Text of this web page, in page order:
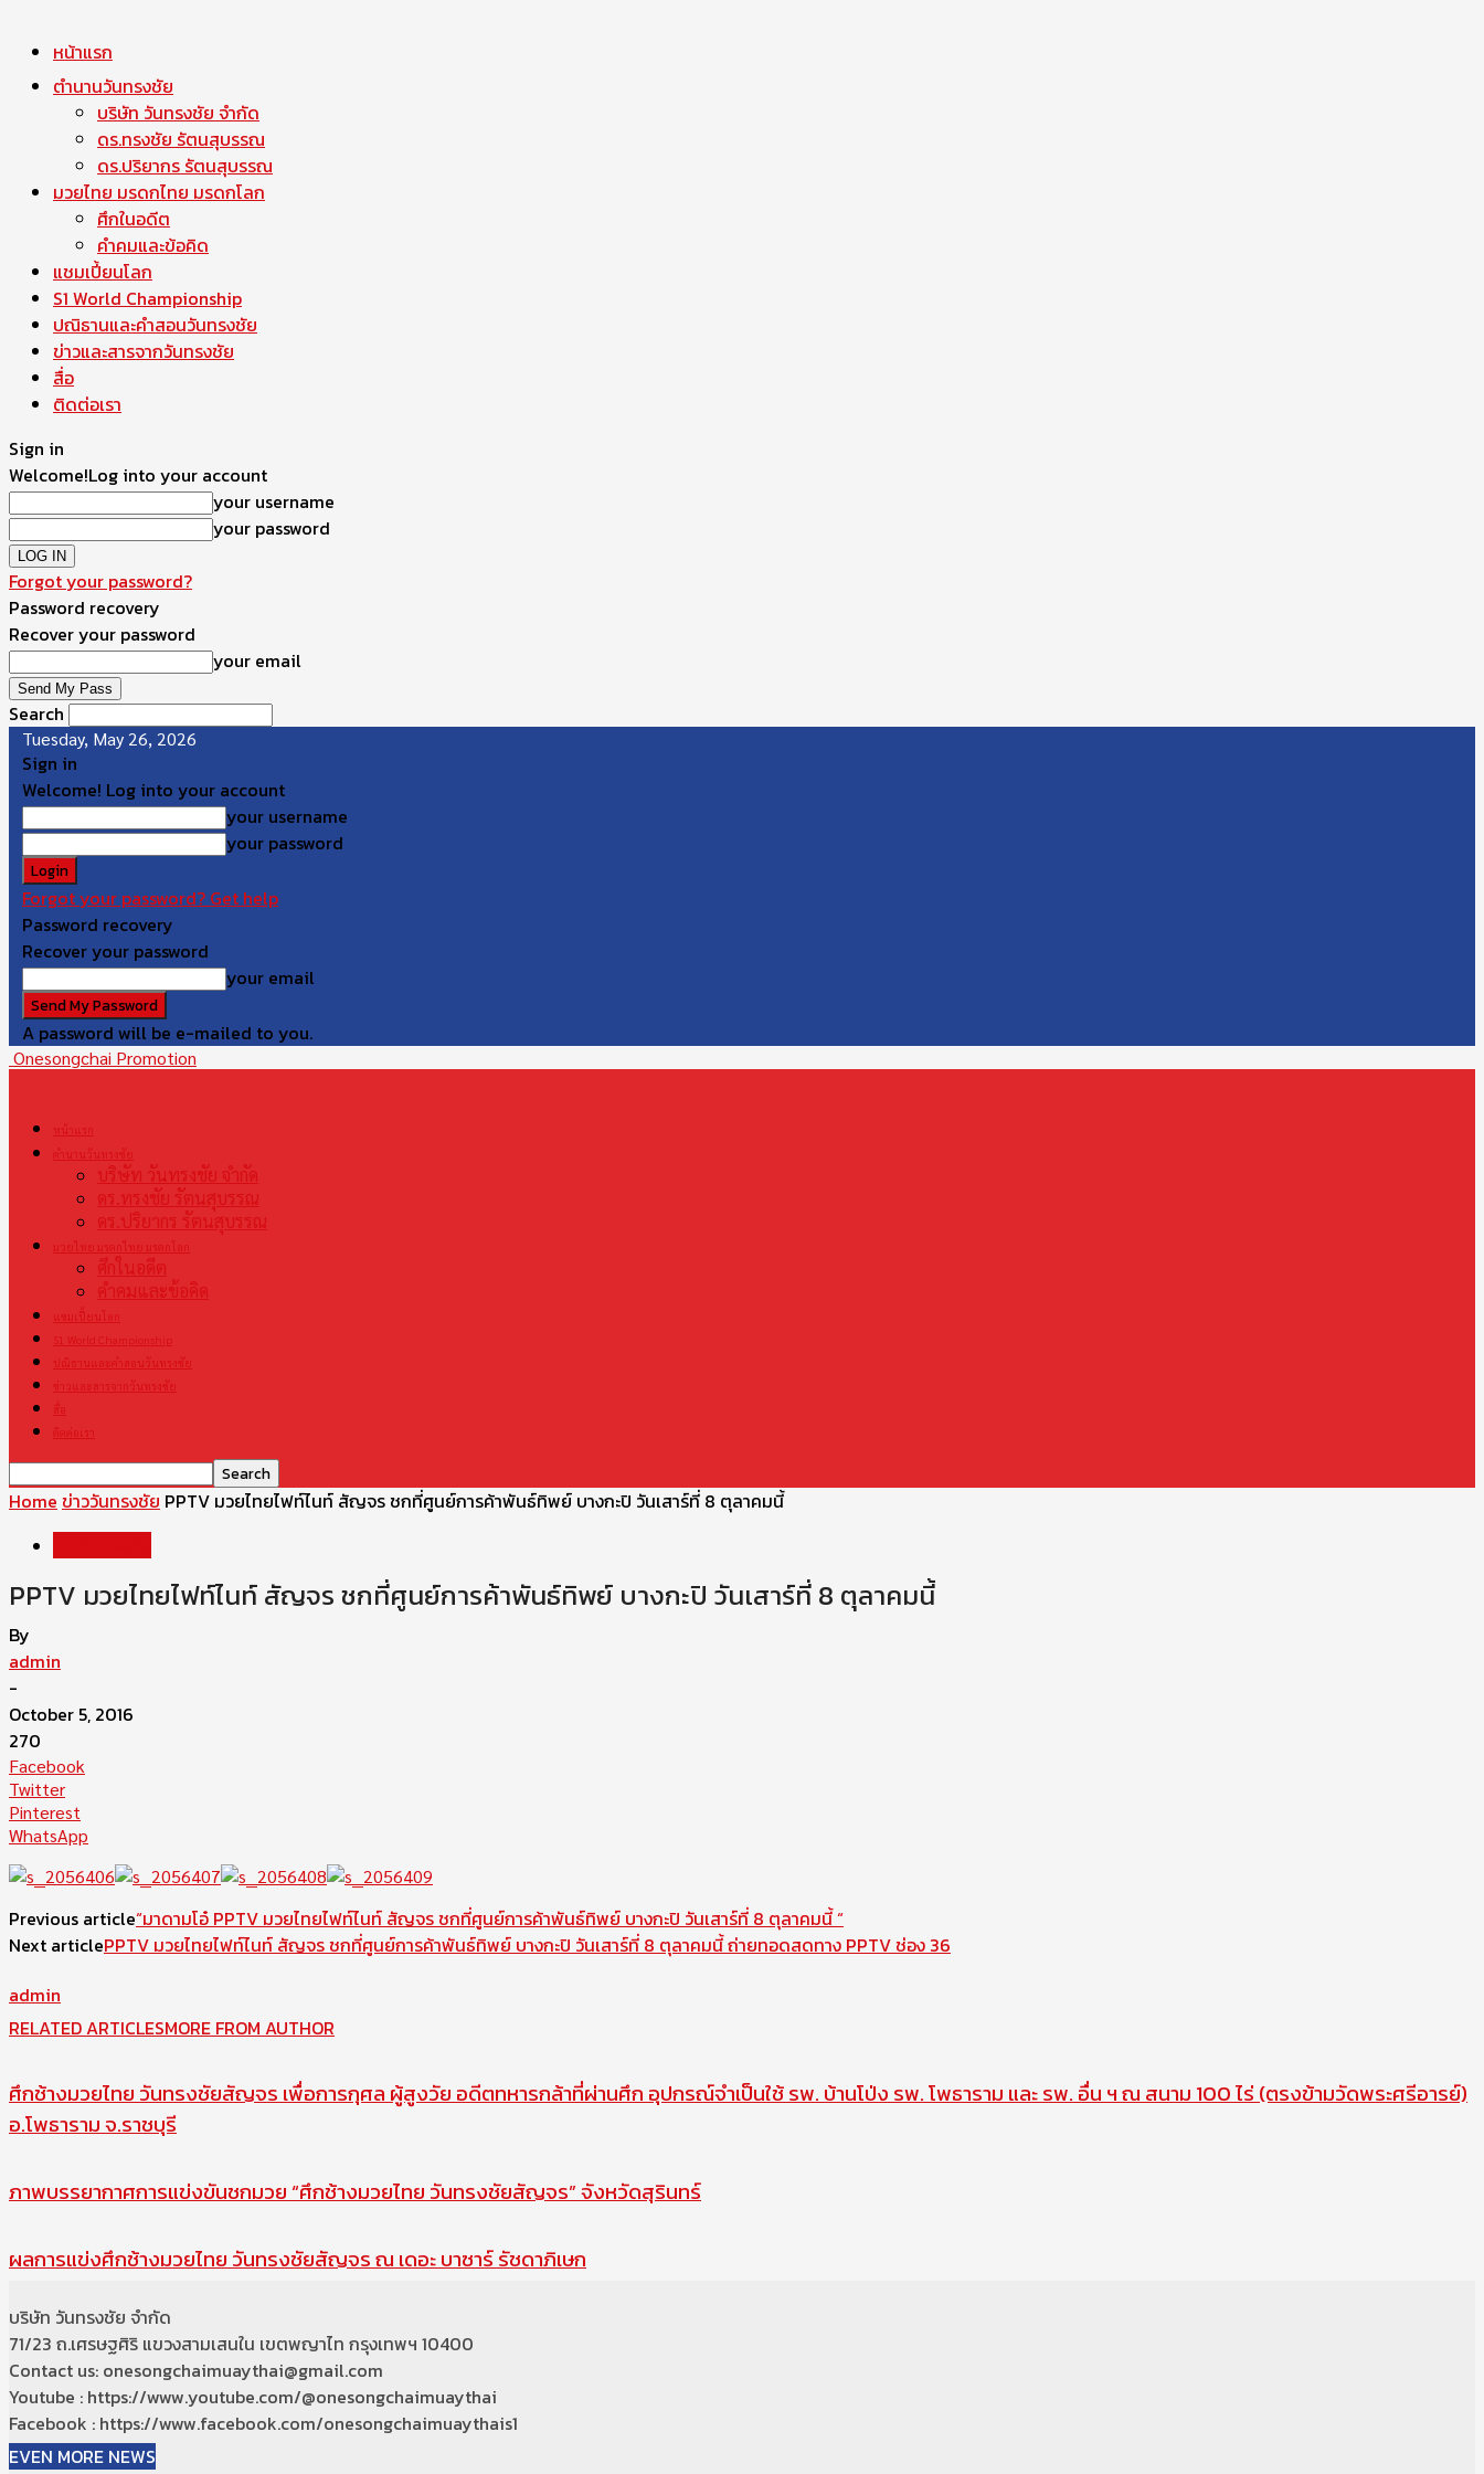
หน้าแรก
ตำนานวันทรงชัย
บริษัท วันทรงชัย จำกัด
ดร.ทรงชัย รัตนสุบรรณ
ดร.ปริยากร รัตนสุบรรณ
มวยไทย มรดกไทย มรดกโลก
ศึกในอดีต
คำคมและข้อคิด
แชมเปี้ยนโลก
S1 World Championship
ปณิธานและคำสอนวันทรงชัย
ข่าวและสารจากวันทรงชัย
สื่อ
ติดต่อเรา
Sign in
Welcome!Log into your account
your username
your password
Forgot your password?
Password recovery
Recover your password
your email
Search
Tuesday, May 26, 2026
Sign in
Welcome! Log into your account
your username
your password
Forgot your password? Get help
Password recovery
Recover your password
your email
A password will be e-mailed to you.
Onesongchai Promotion
หน้าแรก
ตำนานวันทรงชัย
บริษัท วันทรงชัย จำกัด
ดร.ทรงชัย รัตนสุบรรณ
ดร.ปริยากร รัตนสุบรรณ
มวยไทย มรดกไทย มรดกโลก
ศึกในอดีต
คำคมและข้อคิด
แชมเปี้ยนโลก
S1 World Championship
ปณิธานและคำสอนวันทรงชัย
ข่าวและสารจากวันทรงชัย
สื่อ
ติดต่อเรา
Home ข่าววันทรงชัย PPTV มวยไทยไฟท์ไนท์ สัญจร ชกที่ศูนย์การค้าพันธ์ทิพย์ บางกะปิ วันเสาร์ที่ 8 ตุลาคมนี้
PPTV มวยไทยไฟท์ไนท์ สัญจร ชกที่ศูนย์การค้าพันธ์ทิพย์ บางกะปิ วันเสาร์ที่ 8 ตุลาคมนี้
By
admin
-
October 5, 2016
270
Facebook
Twitter
Pinterest
WhatsApp
Previous article“มาดามโอ๋ PPTV มวยไทยไฟท์ไนท์ สัญจร ชกที่ศูนย์การค้าพันธ์ทิพย์ บางกะปิ วันเสาร์ที่ 8 ตุลาคมนี้ “
Next articlePPTV มวยไทยไฟท์ไนท์ สัญจร ชกที่ศูนย์การค้าพันธ์ทิพย์ บางกะปิ วันเสาร์ที่ 8 ตุลาคมนี้ ถ่ายทอดสดทาง PPTV ช่อง 36
admin
RELATED ARTICLESMORE FROM AUTHOR
ศึกช้างมวยไทย วันทรงชัยสัญจร เพื่อการกุศล ผู้สูงวัย อดีตทหารกล้าที่ผ่านศึก อุปกรณ์จำเป็นใช้ รพ. บ้านโป่ง รพ. โพธาราม และ รพ. อื่น ฯ ณ สนาม 100 ไร่ (ตรงข้ามวัดพระศรีอารย์)
อ.โพธาราม จ.ราชบุรี
ภาพบรรยากาศการแข่งขันชกมวย “ศึกช้างมวยไทย วันทรงชัยสัญจร” จังหวัดสุรินทร์
ผลการแข่งศึกช้างมวยไทย วันทรงชัยสัญจร ณ เดอะ บาซาร์ รัชดาภิเษก
บริษัท วันทรงชัย จำกัด
71/23 ถ.เศรษฐศิริ แขวงสามเสนใน เขตพญาไท กรุงเทพฯ 10400
Contact us: onesongchaimuaythai@gmail.com
Youtube : https://www.youtube.com/@onesongchaimuaythai
Facebook : https://www.facebook.com/onesongchaimuaythais1
EVEN MORE NEWS